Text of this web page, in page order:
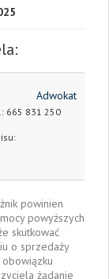
Adwokat
665 831 250
powinien
powyższych
skutkować
o sprzedaży
żądanie